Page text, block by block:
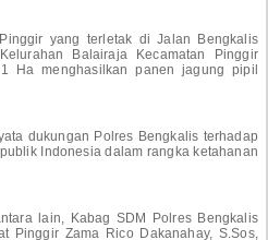
yang terletak di Jalan Bengkalis
Balairaja Kecamatan Pinggir
Ha menghasilkan panen jagung pipil
dukungan Polres Bengkalis terhadap
Indonesia dalam rangka ketahanan
lain, Kabag SDM Polres Bengkalis
Pinggir Zama Rico Dakanahay, S.Sos,